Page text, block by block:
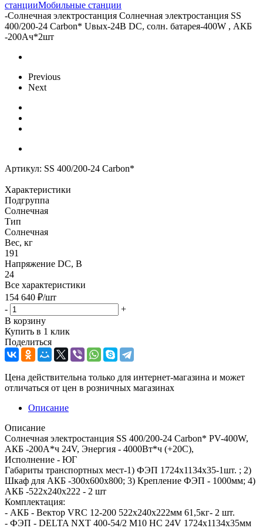
станцииМобильные станции
-Солнечная электростанция Солнечная электростанция SS
400/200-24 Carbon* Uвых-24В DC, солн. батарея-400W , АКБ
-200Aч*2шт
Previous
Next
Артикул: SS 400/200-24 Carbon*
Характеристики
Подгруппа
Солнечная
Тип
Солнечная
Вес, кг
191
Напряжение DC, В
24
Все характеристики
154 640 ₽/шт
-
+
В корзину
Купить в 1 клик
Поделиться
Цена действительна только для интернет-магазина и может
отличаться от цен в розничных магазинах
Описание
Описание
Солнечная электростанция SS 400/200-24 Carbon* PV-400W,
АКБ -200А*ч 24V, Энергия - 4000Вт*ч (+20С),
Исполнение - ЮГ
Габариты транспортных мест-1) ФЭП 1724х1134x35-1шт. ; 2)
Шкаф для АКБ -300х600х800; 3) Крепление ФЭП - 1000мм; 4)
АКБ -522x240x222 - 2 шт
Комплектация:
- АКБ - Вектор VRC 12-200 522x240x222мм 61,5кг- 2 шт.
- ФЭП - DELTA NXT 400-54/2 M10 HC 24V 1724х1134x35мм